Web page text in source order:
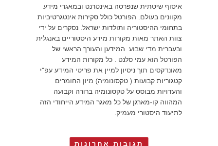
איסוף שיטתית שנפרסה באינטרנט ובמאגרי מידע
מקוונים בעולם. הפורטל כולל סקירות אינטגרטיביות
בתחומי ההיסטוריה ותולדות ישראל. נסקרים על ידי
צוות האתר מאות מקורות מידע היסטוריים באנגלית
ובעברית מדי שבוע. המידען והעורך הראשי של
הפורטל הוא עמי סלנט . כל מקורות המידע
מאונדקסים תוך ניסיון למיין את פריטי המידע עפ"י
קטגוריות קבועות ( טקסונומיה) מיון החומרים
והעדויות מבוסס על טקסונומיה ברורה וקבועה
המהווה קו-מארגן של כל מאגר המידע הייחודי הזה
לתיעוד היסטורי מעמיק.
תגובות אחרונות